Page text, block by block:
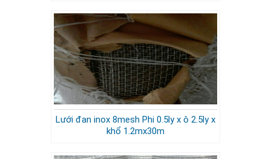
Lưới đan inox 8mesh Phi 0.5ly x ô 2.5ly x
khổ 1.2mx30m